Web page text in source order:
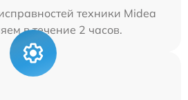
техники Midea
в течение 2 часов.